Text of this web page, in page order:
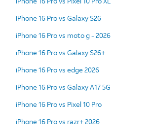
iPhone 16 Pro vs Galaxy S26
iPhone 16 Pro vs moto g - 2026
iPhone 16 Pro vs Galaxy S26+
iPhone 16 Pro vs edge 2026
iPhone 16 Pro vs Galaxy A17 5G
iPhone 16 Pro vs Pixel 10 Pro
iPhone 16 Pro vs razr+ 2026